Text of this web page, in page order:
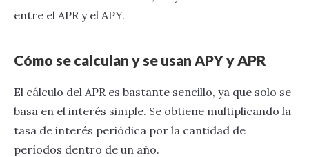
entre el APR y el APY.
Cómo se calculan y se usan APY y APR
El cálculo del APR es bastante sencillo, ya que solo se
basa en el interés simple. Se obtiene multiplicando la
tasa de interés periódica por la cantidad de
períodos dentro de un año.